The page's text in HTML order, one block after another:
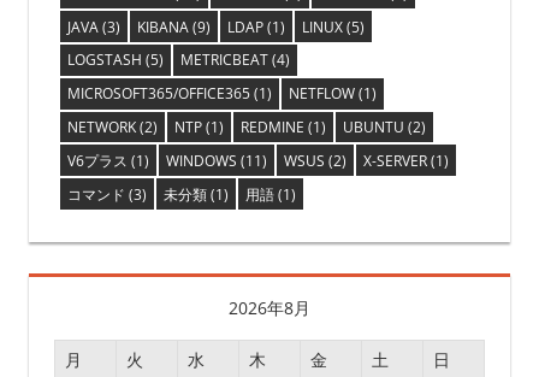
JAVA(3) KIBANA(9) LDAP(1) LINUX(5)
LOGSTASH (5) METRICBEAT(4)
MICROSOFT365/OFFICE365(1) NETFLOW(1)
NETWORK(2) NTP(1) REDMINE (1) UBUNTU (2)
V6プラス (1) WINDOWS (11) WSUS (2) X-SERVER(1)
コマンド (3) 未分類(1) 用語(1)
2026年8月
月 火 水 木 金 土 日